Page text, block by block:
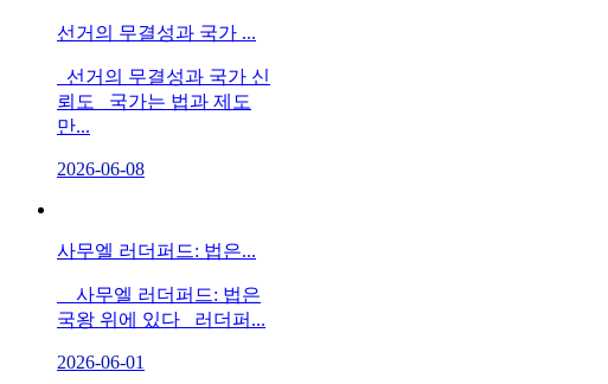
선거의 무결성과 국가 ...
선거의 무결성과 국가 신
뢰도 국가는 법과 제도
만...
2026-06-08
사무엘 러더퍼드: 법은...
사무엘 러더퍼드: 법은
국왕 위에 있다 러더퍼...
2026-06-01